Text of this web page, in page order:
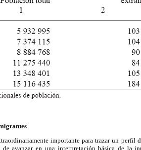
importante para trazar un perfil
avanzar en una interpretación básica de la